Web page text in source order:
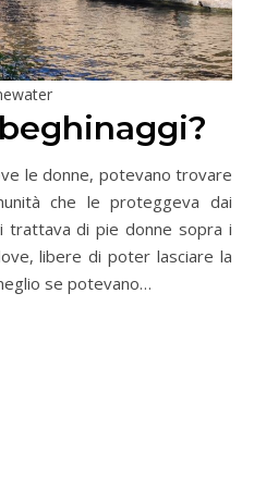
le donne, potevano trovare
che le proteggeva dai
trattava di pie donne sopra i
libere di poter lasciare la
se potevano…